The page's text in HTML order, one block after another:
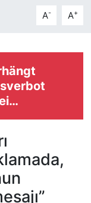
A- A+
vor Pride-
in